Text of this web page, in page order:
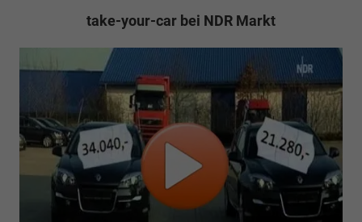
take-your-car bei NDR Markt